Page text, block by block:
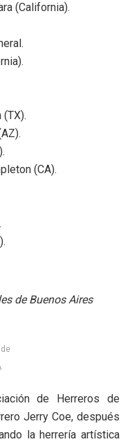
(California).
(TX).
(CA).
de Buenos Aires
de Herreros de
Jerry Coe, después
la herrería artística